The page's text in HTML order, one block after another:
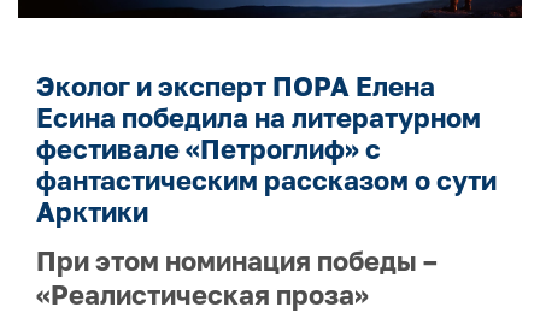
Эколог и эксперт ПОРА Елена
Есина победила на литературном
фестивале «Петроглиф» с
фантастическим рассказом о сути
Арктики
При этом номинация победы –
«Реалистическая проза»